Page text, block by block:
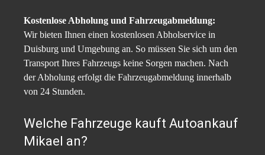
Kostenlose Abholung und Fahrzeugabmeldung:
Wir bieten Ihnen einen kostenlosen Abholservice in
Duisburg und Umgebung an. So müssen Sie sich um den
Transport Ihres Fahrzeugs keine Sorgen machen. Nach
der Abholung erfolgt die Fahrzeugabmeldung innerhalb
von 24 Stunden.
Welche Fahrzeuge kauft Autoankauf
Mikael an?